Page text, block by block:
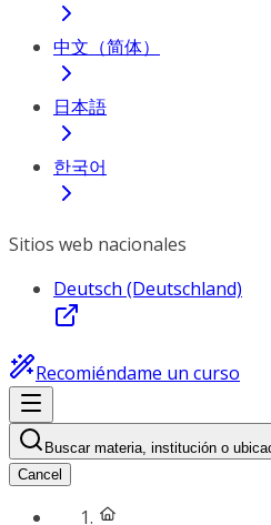
中文（简体）
日本語
한국어
Sitios web nacionales
Deutsch (Deutschland)
Recomiéndame un curso
Buscar materia, institución o
Cancel